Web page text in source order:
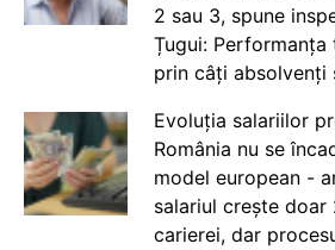
2 sau 3, spune
Țugui: Performanța
prin câți absolvenți
Evoluția salariilor
România nu se
model european -
salariul crește
carierei, dar